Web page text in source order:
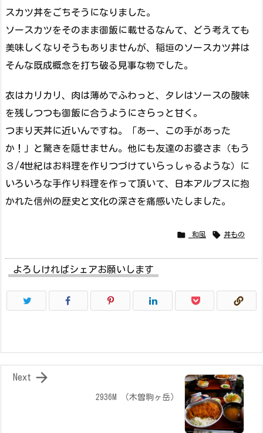
スカツ丼をごちそうになりました。
ソースカツをそのまま御飯に載せるなんて、どう考えても
美味しくなりそうもありませんが、稲垣のソースカツ丼は
そんな既成概念を打ち破る見事な物でした。
衣はカリカリ、肉は薄めでふわっと、タレはソースの酸味
を残しつつも御飯に合うようにさらっと甘く。
つまり天丼に近いんですね。「あー、この手があった
か！」と驚きを隠せません。他にも友達のお婆さま（もう
３/4世紀はお料理を作りつづけていらっしゃるような）に
いろいろな手作り料理を作って頂いて、日本アルプスに抱
かれた信州の歴史と文化の深さを痛感いたしました。
 _和風  丼もの
よろしければシェアお願いします
2936M （木曽駒ヶ岳）

Next